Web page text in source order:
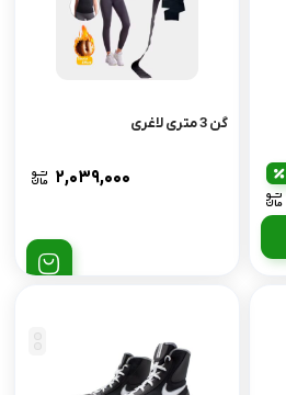
گن 3 متری لاغری
۲,۰۳۹,۰۰۰